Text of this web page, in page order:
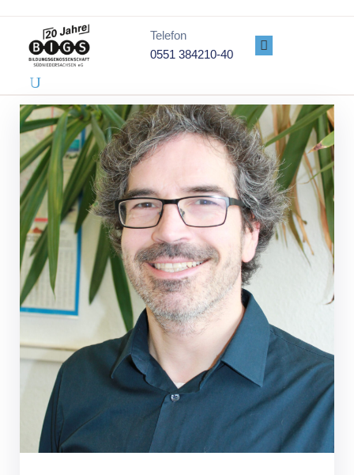
Telefon
0551 384210-40
PROJEKTE
ÜBER
UNS
GENOSSENSCHAFT
DATENSCHUTZ
IMPRESSUM